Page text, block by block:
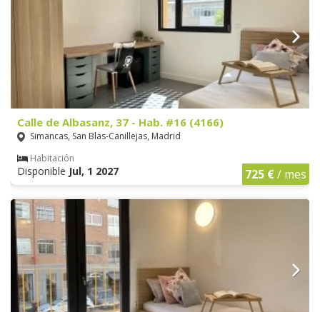
Calle de Albasanz, 37 - Hab. #16 (4166)
Simancas, San Blas-Canillejas, Madrid
Habitación
Disponible Jul, 1 2027 725 €/ mes